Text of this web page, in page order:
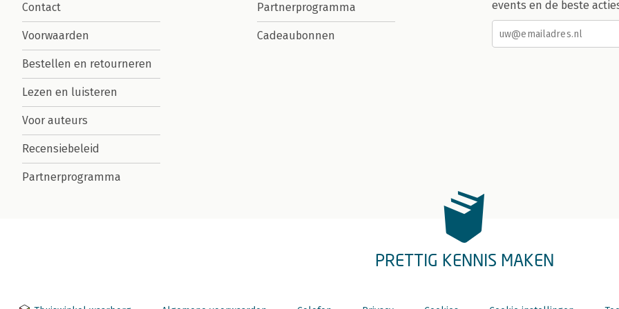
Contact
Voorwaarden
Bestellen en retourneren
Lezen en luisteren
Voor auteurs
Recensiebeleid
Partnerprogramma
Partnerprogramma
Cadeaubonnen
events en de beste
PRETTIG KENNIS MAKEN